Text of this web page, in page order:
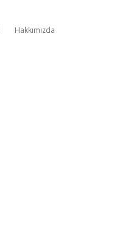
Hakkımızda